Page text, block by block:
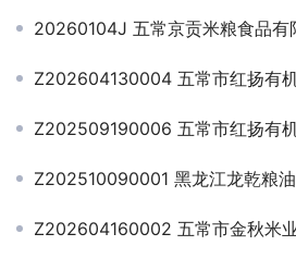
20260104J 五常京贡米粮食品有
Z202604130004 五常市红扬有
Z202509190006 五常市红扬有
Z202510090001 黑龙江龙乾粮
Z202604160002 五常市金秋米